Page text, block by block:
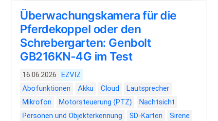
Überwachungskamera für die
Pferdekoppel oder den
Schrebergarten: Genbolt
GB216KN-4G im Test
16.06.2026
EZVIZ
Abofunktionen
Akku Cloud
Lautsprecher
Mikrofon
Motorsteuerung (PTZ)
Nachtsicht
Personen und Objekterkennung
SD-Karten
Sirene